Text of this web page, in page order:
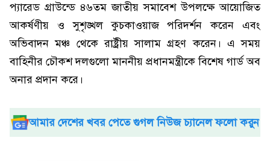
প্যারেড গ্রাউন্ডে ৪৬তম জাতীয় সমাবেশ উপলক্ষে আয়োজিত
আকর্ষণীয় ও সুশৃঙ্খল কুচকাওয়াজ পরিদর্শন করেন এবং
অভিবাদন মঞ্চ থেকে রাষ্ট্রীয় সালাম গ্রহণ করেন। এ সময়
বাহিনীর চৌকশ দলগুলো মাননীয় প্রধানমন্ত্রীকে বিশেষ গার্ড অব
অনার প্রদান করে।
আমার দেশের খবর পেতে গুগল নিউজ চ্যানেল ফলো করুন